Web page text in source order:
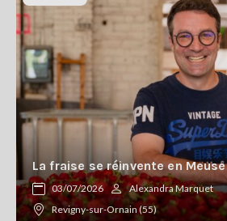
La fraise se réinvente en Meuse
03/07/2026
Alexandra Marquet
Revigny-sur-Ornain (55)